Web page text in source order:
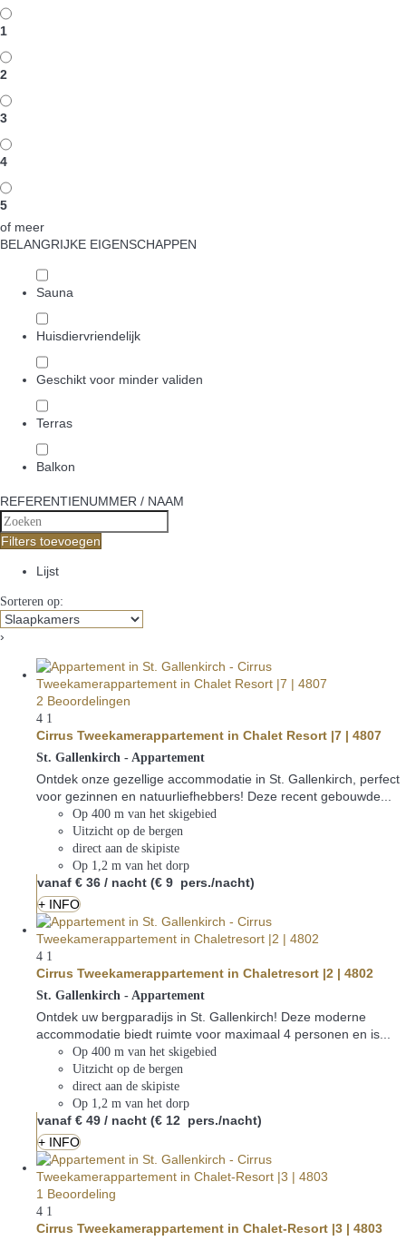
1
2
3
4
5
of meer
BELANGRIJKE EIGENSCHAPPEN
Sauna
Huisdiervriendelijk
Geschikt voor minder validen
Terras
Balkon
REFERENTIENUMMER / NAAM
Filters toevoegen
Lijst
Sorteren op:
›
2 Beoordelingen
4 1
Cirrus Tweekamerappartement in Chalet Resort |7 | 4807
St. Gallenkirch - Appartement
Ontdek onze gezellige accommodatie in St. Gallenkirch, perfect
voor gezinnen en natuurliefhebbers! Deze recent gebouwde...
Op 400 m van het skigebied
Uitzicht op de bergen
direct aan de skipiste
Op 1,2 m van het dorp
vanaf € 36 / nacht (€ 9 pers./nacht)
+ INFO
4 1
Cirrus Tweekamerappartement in Chaletresort |2 | 4802
St. Gallenkirch - Appartement
Ontdek uw bergparadijs in St. Gallenkirch! Deze moderne
accommodatie biedt ruimte voor maximaal 4 personen en is...
Op 400 m van het skigebied
Uitzicht op de bergen
direct aan de skipiste
Op 1,2 m van het dorp
vanaf € 49 / nacht (€ 12 pers./nacht)
+ INFO
1 Beoordeling
4 1
Cirrus Tweekamerappartement in Chalet-Resort |3 | 4803